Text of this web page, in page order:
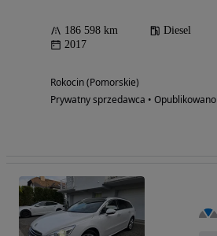
186 598 km Diesel
2017
Rokocin (Pomorskie)
Prywatny sprzedawca • Opublikowano